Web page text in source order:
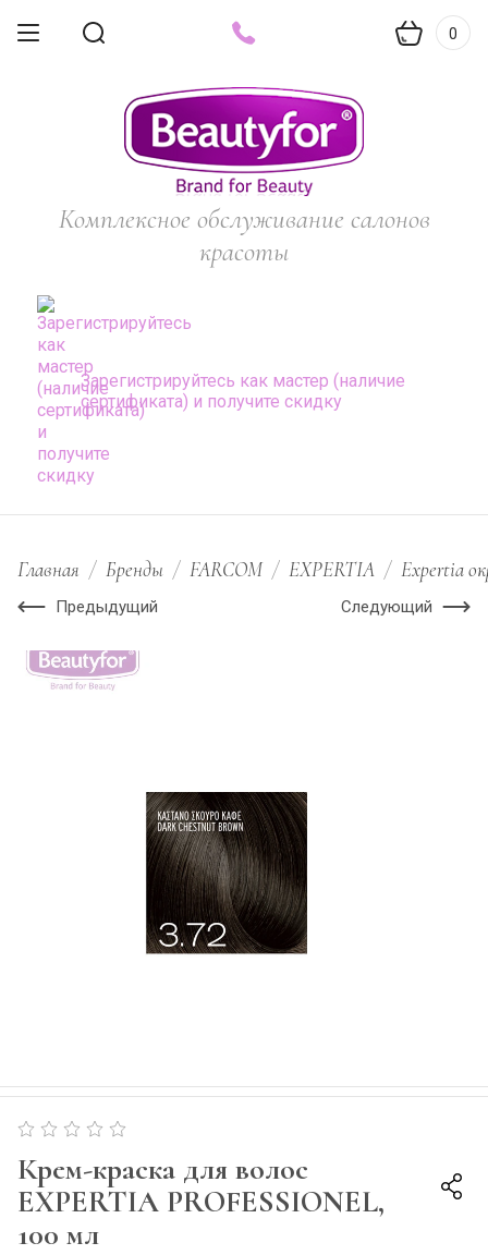
0
Комплексное обслуживание салонов
красоты
Зарегистрируйтесь как мастер (наличие
сертификата) и получите скидку
Главная / Бренды / FARCOM / EXPERTIA / Expertia
Предыдущий Следующий
Крем-краска для волос
EXPERTIA PROFESSIONEL,
100 мл